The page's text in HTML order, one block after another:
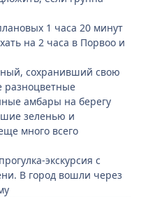
1 часа 20 минут
на 2 часа в Порвоо и
сохранивший свою
разноцветные
амбары на берегу
зеленью и
много всего
экскурсия с
В город вошли через